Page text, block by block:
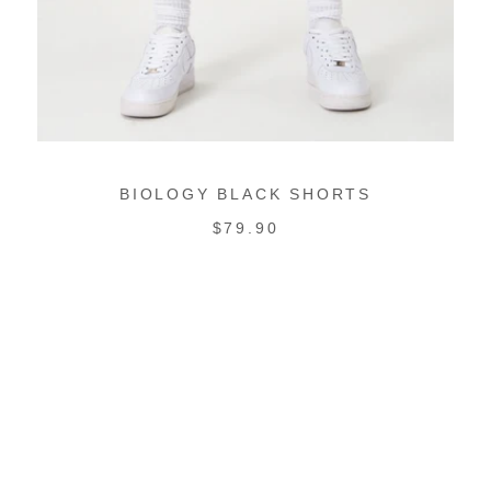
BIOLOGY BLACK SHORTS
PRECIO
$79.90